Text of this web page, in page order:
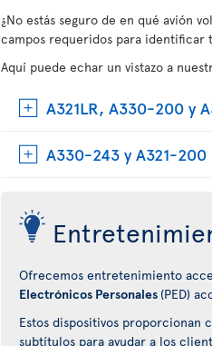
¿No estás seguro de en qué avión
campos requeridos para identificar
Aquí puede echar un vistazo a
A321LR, A330-200 y
A330-243 y A321-200
Ofrecemos entretenimiento
Electrónicos Personales (PED)
Estos dispositivos
subtítulos para ayudar a los